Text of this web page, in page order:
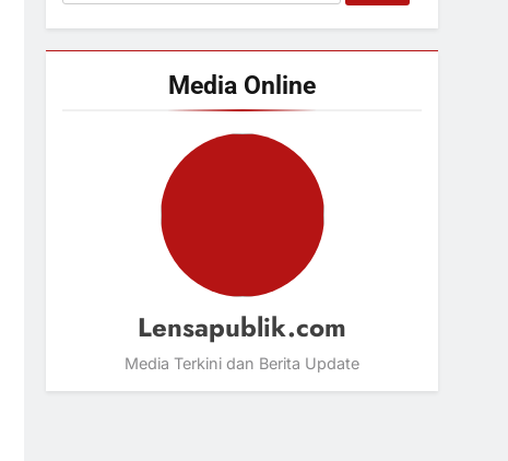
untuk:
Media Online
Lensapublik.com
Media Terkini dan Berita Update